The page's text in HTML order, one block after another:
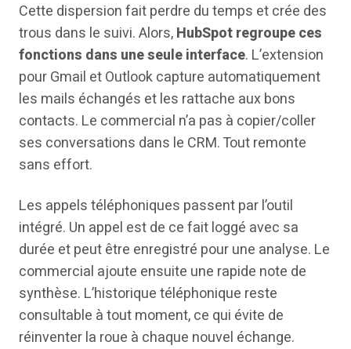
Cette dispersion fait perdre du temps et crée des
trous dans le suivi. Alors,HubSpot regroupe ces
fonctions dans une seule interface. L’extension
pour Gmail et Outlook capture automatiquement
les mails échangés et les rattache aux bons
contacts. Le commercial n’a pas à copier/coller
ses conversations dans le CRM. Tout remonte
sans effort.
Les appels téléphoniques passent par l’outil
intégré. Un appel est de ce fait loggé avec sa
durée et peut être enregistré pour une analyse. Le
commercial ajoute ensuite une rapide note de
synthèse. L’historique téléphonique reste
consultable à tout moment, ce qui évite de
réinventer la roue à chaque nouvel échange.